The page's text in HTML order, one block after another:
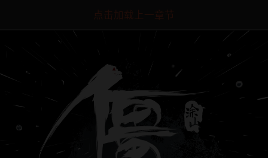
点击加载上一章节